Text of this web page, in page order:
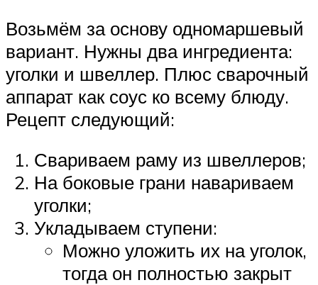
Возьмём за основу одномаршевый
вариант. Нужны два ингредиента:
уголки и швеллер. Плюс сварочный
аппарат как соус ко всему блюду.
Рецепт следующий:
Свариваем раму из швеллеров;
На боковые грани навариваем
уголки;
Укладываем ступени:
Можно уложить их на уголок,
тогда он полностью закрыт